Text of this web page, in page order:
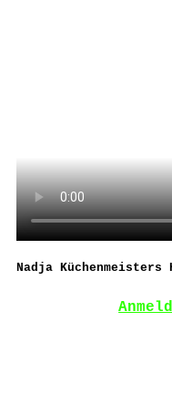
Nadja Küchenmeisters